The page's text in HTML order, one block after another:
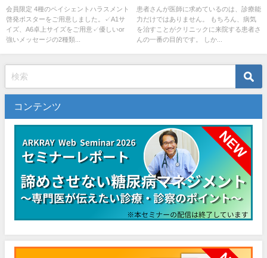
会員限定 4種のペイシェントハラスメント
啓発ポスターをご用意しました。✓A1サ
イズ、A6卓上サイズをご用意✓優しいor
強いメッセージの2種類...
法6つ
患者さんが医師に求めているのは、診療能
力だけではありません。 もちろん、病気
を治すことがクリニックに来院する患者さ
んの一番の目的です。 しか...
コンテンツ